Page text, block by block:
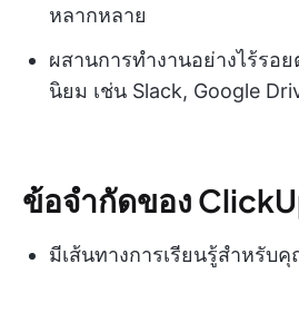
หลากหลาย
ผสานการทำงานอย่างไร้รอ
นิยม เช่น Slack, Google
ข้อจำกัดของ
มีเส้นทางการเรียนรู้สำหรับ